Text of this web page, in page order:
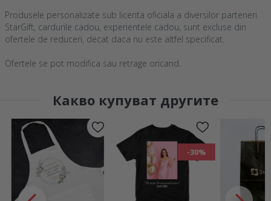
Produsele personalizate sub licenta oficiala a diversilor parteneri
StarGift, cardurile cadou, experientele cadou, sunt excluse din
ofertele de reduceri, decat daca nu este altfel specificat.
Ofertele se pot modifica sau retrage oricand.
Какво купуват другите
-30%